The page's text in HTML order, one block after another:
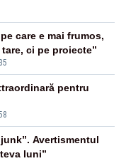
care e mai frumos,
ci pe proiecte”
pentru
Avertismentul
luni”